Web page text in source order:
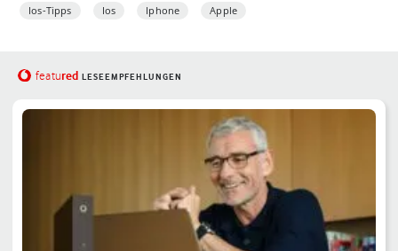
Ios-Tipps Ios Iphone Apple
featured LESEEMPFEHLUNGEN